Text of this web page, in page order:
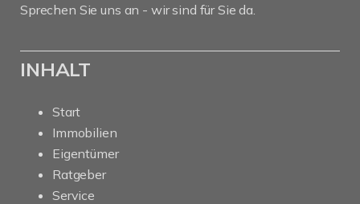
Sprechen Sie uns an - wir sind für Sie da.
INHALT
Start
Immobilien
Eigentümer
Ratgeber
Service